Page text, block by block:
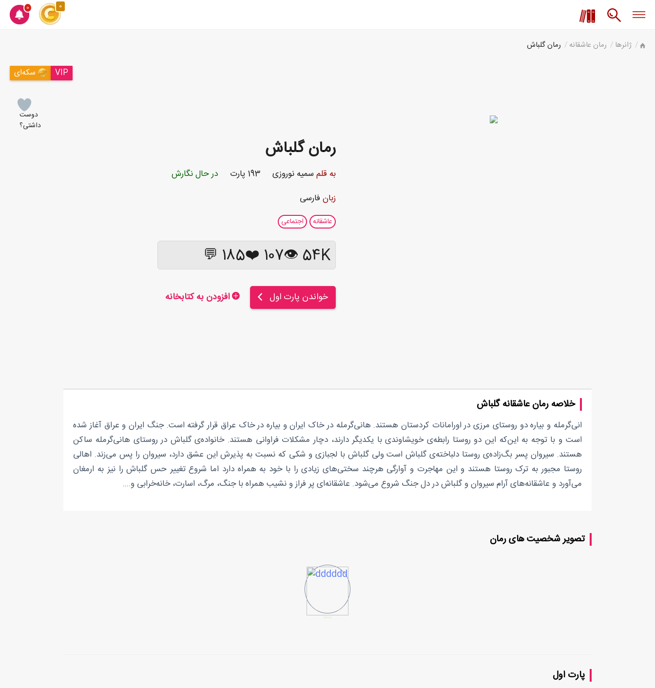
0 0
ژانرها رمان عاشقانه رمان گلباش
سکه‌ای VIP
دوست
داشتی؟
رمان گلباش
به قلم سمیه نوروزی 193 پارت
در حال نگارش
زبان فارسی
عاشقانه اجتماعی
54K 👁
107
❤️
185 💬
خواندن پارت اول افزودن به کتابخانه
خلاصه رمان عاشقانه گلباش
انی‌گرمله و بیاره دو روستای مرزی در اورامانات کردستان هستند. هانی‌گرمله در خاک ایران و بیاره در خاک عراق قرار گرفته است. جنگ ایران و عراق آغاز شده
است و با توجه به این‌که این دو روستا رابطه‌ی خویشاوندی با یکدیگر دارند، دچار مشکلات فراوانی هستند. خانواده‌ی گلباش در روستای هانی‌گرمله ساکن
هستند. سیروان پسر بگ‌زاده‌ی روستا دلباخته‌ی گلباش است ولی گلباش با لجبازی و شکی که نسبت به پذیرش این عشق دارد، سیروان را پس می‌زند. اهالی
روستا مجبور به ترک روستا هستند و این مهاجرت و آوارگی هرچند سختی‌های زیادی را با خود به همراه دارد اما شروع تغییر حس گلباش را نیز به ارمغان
می‌آورد و عاشقانه‌های آرام سیروان و گلباش در دل جنگ شروع می‌شود. عاشقانه‌ای پر فراز و نشیب همراه با جنگ، مرگ، اسارت، خانه‌خرابی و....
تصویر شخصیت های رمان
پارت اول